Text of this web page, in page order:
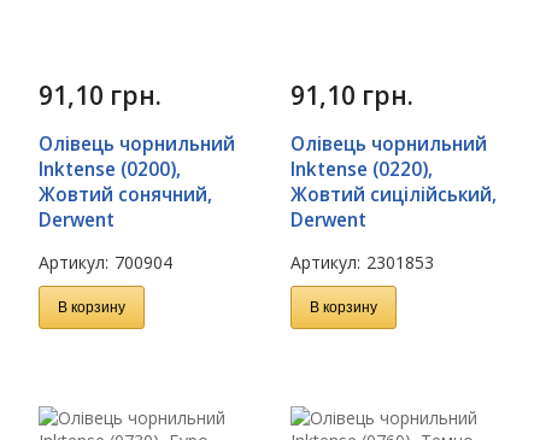
91,10 грн.
Олівець чорнильний
Inktense (0200),
Жовтий сонячний,
Derwent
Артикул: 700904
В корзину
91,10 грн.
Олівець чорнильний
Inktense (0220),
Жовтий сицілійський,
Derwent
Артикул: 2301853
В корзину